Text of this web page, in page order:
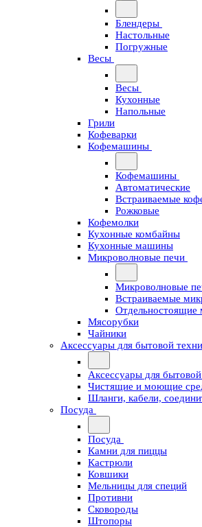
Блендеры
Настольные
Погружные
Весы
Весы
Кухонные
Напольные
Грили
Кофеварки
Кофемашины
Кофемашины
Автоматические
Встраиваемые
Рожковые
Кофемолки
Кухонные комбайны
Кухонные машины
Микроволновые печи
Микроволновые
Встраиваемые
Отдельностоящие
Мясорубки
Чайники
Аксессуары для бытовой
Аксессуары для
Чистящие и моющие
Шланги, кабели,
Посуда
Посуда
Камни для пиццы
Кастрюли
Ковшики
Мельницы для специй
Противни
Сковороды
Штопоры